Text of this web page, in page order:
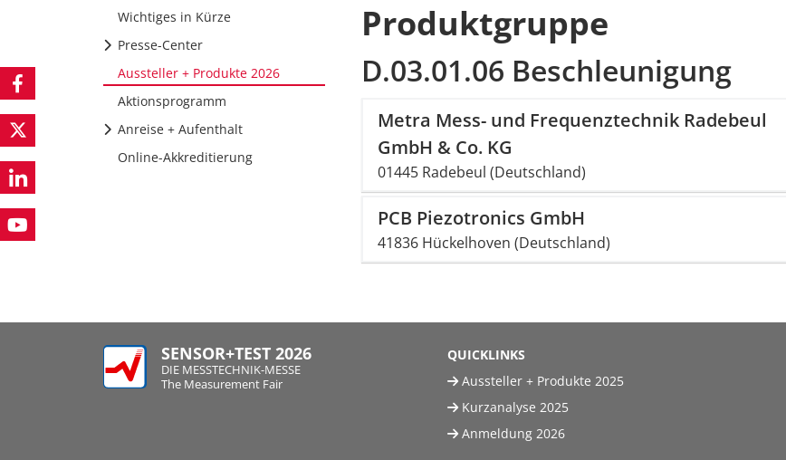
Wichtiges in Kürze
Presse-Center
Aussteller + Produkte 2026
Aktionsprogramm
Anreise + Aufenthalt
Online-Akkreditierung
Produktgruppe
D.03.01.06 Beschleunigung
Metra Mess- und Frequenztechnik Radebeul
GmbH & Co. KG
01445 Radebeul (Deutschland)
PCB Piezotronics GmbH
41836 Hückelhoven (Deutschland)
SENSOR+TEST 2026
DIE MESSTECHNIK-MESSE
The Measurement Fair
QUICKLINKS
Aussteller + Produkte 2025
Kurzanalyse 2025
Anmeldung 2026